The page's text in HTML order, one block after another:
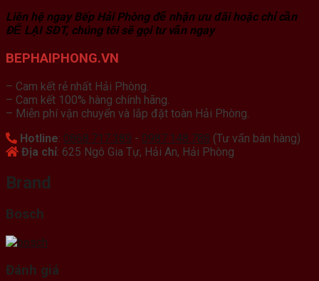
Liên hệ ngay Bếp Hải Phòng để nhận ưu đãi hoặc chỉ cần
ĐỂ LẠI SĐT, chúng tôi sẽ gọi tư vấn ngay
BEPHAIPHONG.VN
– Cam kết rẻ nhất Hải Phòng.
– Cam kết 100% hàng chính hãng.
– Miễn phí vận chuyển và lắp đặt toàn Hải Phòng.
Hotline: 0868.717.389 - 0987.148.788 (Tư vấn bán hàng)
Địa chỉ: 625 Ngô Gia Tự, Hải An, Hải Phòng
Brand
Bosch
Đánh giá